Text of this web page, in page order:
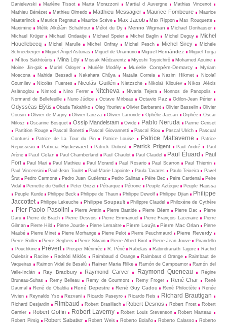
Danielewski
Marlène Tissot Marta Morazzoni Martial d Auvergne
Mathias Vincenot
Mathieu Bénézet
Mathieu Olmedo Matthieu Messagier Maurice Fombeure
Maurice
Maeterlinck
Maurice Regnaut Maurice Scève Max Jacob Max Rippon
Max Rouquette
Maximine
Mélik Alkélâm Schahfour Mélot du Dy Menno Wigman
Michael Donhauser
Michael Krüger
Michael Ondaatje Michael Speier Michel Baglin Michel Deguy
Michel
Houellebecq
Michel Marulle Michel Onfray Michel Pesch Michel Sirey
Michèle
Schneeberger
Miguel Ángel Asturias Miguel de Unamuno Miguel Hernández
Miguel Torga
Mìltos Sakhtoùris
Mina Loy Missak Médzarentz Miyoshi Toyoichirô
Mohamed Aouine
Moine Jin-gak
Muriel Odoyer Murièle Modély Murielle Compère-Demarcy
Myriam
Moscona
Nahida Bessadi Nakahara Chûya Natalia Correia Nazim Hikmet
Nicolaï
Goumilev
Nicolás Fuentes Nicolás Guillén Nietz­sche Nikolaï Kliouïev
Níkos Alèxis
Aslànoglou
Nimrod Nino Ferrer Nitcheva Nivaria Tejera
Nonnos de Panopolis
Normand de Bellefeuille
Nuno Júdice Octave Mirbeau Octavio Paz Odilon-Jean Périer
Odyssèas Elỳtis Okada Takahiko Oleg Youriev Olivier Barbarant Olivier Basselin
Olivier
Cousin
Olivier de Magny Olivier Larizza Olivier Larronde Ophélie Jaësan Orphée
Oscar
Milosz
Oscarine Bosquet Ossip Mandelstam Ovide Pablo Neruda
Parme Ceriset
Partition Rouge
Pascal Bonetti Pascal Giovannetti Pascal Riou Pascal Ulrich
Pascual
Contursi
Patrice de La Tour du Pin Patrice Louise Patrice Maltaverne
Patrice
Repusseau
Patricia Ryckewaert Patrick Dubost Patrick Prigent Paul André
Paul
Arène
Paul Celan Paul Chamberland Paul Chaulot Paul Claudel Paul Éluard
Paul
Fort
Paul Mari Paul Mathieu Paul Morand Paul Rosario Paul Scarron
Paul Thierrin
Paul Vincensini
Paul-Jean Toulet Paul-Marie Lapointe Paula Tavares Paulo Teixeira
Pavel
Šrut
Pedro Carmona Pedro Juan Gutiérrez Pedro Salinas Pèire Bec Peire Cardenal
Peire
Vidal
Pernette du Guillet Peter Grizzi Pétrarque Pétrone Peuple Aztèque
Peuple Haussa
Peuple Kurde
Philippe Beck Philippe de Thaun Philippe Dewolf Philippe Djian
Philippe
Jaccottet
Philippe Lekeuche Philippe Soupault Philippre Claudel Philoxène de Cythère
Pier Paolo Pasolini Pierre Arétin Pierre Bastide Pierre Béarn Pierre Dac
Pierre
Daru
Pierre de Brach Pierre Desvois Pierre Emmanuel Pierre François Lacenaire
Pierre
Gilman
Pierre Hild Pierre Jourde Pierre Lemaitre Pierre Louÿs Pierre Mac Orlan
Pierre
Maubé
Pierre Minet Pierre Morhange Pierre Pelot Pierre Peuchmaurd Pierre Reverdy
Pierre Roller Pierre Seghers Pierre Silvain Pierre-Albert Birot Pierre-Jean Jouve
Pirandello
Pouchkine
Prévert Prosper Mérimée R. Périé Rabelais Rabindranath Tagore
Rachid
Oulebsir
Racine Radnóti Miklós Raimbaud d Orange Raimbaut d Orange
Raimbaut de
Vaqueiras
Raimon Vidal de Besalú Rainer Maria Rilke Ramón de Campoamor
Ramón del
Valle-Inclán
Ray Bradbury Raymond Carver Raymond Queneau
Régine
Bruneau-Suhas
Remy Belleau Remy de Gourmont Remy Froger René Char
René
Daumal
René de Obaldia René Depestre René Guy Cadou René Philoctète
Renée
Vivien
Reynaldo Yso Rezvani Ricardo Paseyro Ricardo Reis Richard Brautigan
Richard Desjardin Rimbaud Robert Brasillach Robert Desnos Robert Frost
Robert
Garnier
Robert Goffin Robert Laverny Robert Louis Stevenson
Robert Marteau
Robert Pirsig
Robert Sabatier Robert Weis Roberto Bolaño Roberto Calasso
Roberto